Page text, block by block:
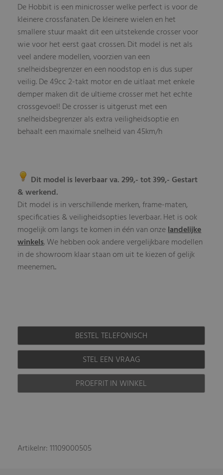
De Hobbit is een minicrosser welke perfect is voor de
kleinere crossfanaten. De kleinere wielen en het
smallere stuur maakt dit een uitstekende crosser voor
wie voor het eerst gaat crossen. Dit model is net als
veel andere modellen, voorzien van een
snelheidsbegrenzer en een noodstop en is dus super
veilig. De 49cc 2-takt motor en de uitlaat met enkele
demper maken dit de ultieme crosser met het echte
crossgevoel! De crosser is uitgerust met een
snelheidsbegrenzer als extra veiligheidsoptie en
behaalt een maximale snelheid van 45km/h
Dit model is leverbaar va. 299,- tot 399,- Gestart
& werkend.
Dit model is in verschillende merken, frame-maten,
specificaties & veiligheidsopties leverbaar. Het is ook
mogelijk om langs te komen in één van onzelandelijke
winkels. We hebben ook andere vergelijkbare modellen
in de showroom klaar staan om uit te kiezen of gelijk
meenemen..
BESTEL TELEFONISCH
STEL EEN VRAAG
PROEFRIT IN WINKEL
Artikelnr: 11109000505